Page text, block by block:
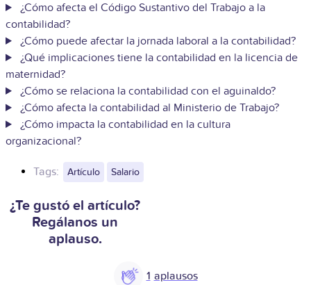
¿Cómo afecta el Código Sustantivo del Trabajo a la
contabilidad?
¿Cómo puede afectar la jornada laboral a la contabilidad?
¿Qué implicaciones tiene la contabilidad en la licencia de
maternidad?
¿Cómo se relaciona la contabilidad con el aguinaldo?
¿Cómo afecta la contabilidad al Ministerio de Trabajo?
¿Cómo impacta la contabilidad en la cultura
organizacional?
Tags: Artículo Salario
¿Te gustó el artículo?
Regálanos un
aplauso.
1